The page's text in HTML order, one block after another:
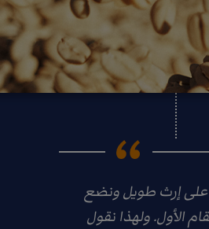
إرث طويل ونضع
الأول. ولهذا نقول